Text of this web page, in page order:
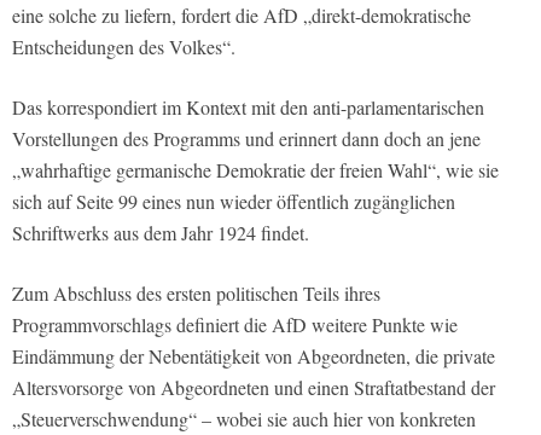
eine solche zu liefern, fordert die AfD „direkt-demokratische
Entscheidungen des Volkes“.
Das korrespondiert im Kontext mit den anti-parlamentarischen
Vorstellungen des Programms und erinnert dann doch an jene
„wahrhaftige germanische Demokratie der freien Wahl“, wie sie
sich auf Seite 99 eines nun wieder öffentlich zugänglichen
Schriftwerks aus dem Jahr 1924 findet.
Zum Abschluss des ersten politischen Teils ihres
Programmvorschlags definiert die AfD weitere Punkte wie
Eindämmung der Nebentätigkeit von Abgeordneten, die private
Altersvorsorge von Abgeordneten und einen Straftatbestand der
„Steuerverschwendung“ – wobei sie auch hier von konkreten